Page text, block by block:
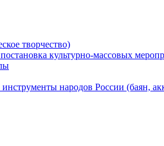
творчество)
культурно-массовых
народов России (баян,